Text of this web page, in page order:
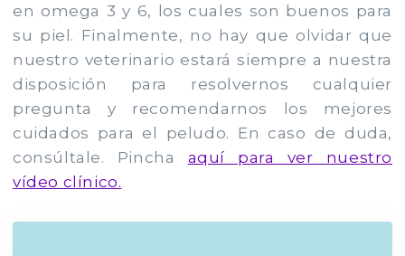
en omega 3 y 6, los cuales son buenos para
su piel. Finalmente, no hay que olvidar que
nuestro veterinario estará siempre a nuestra
disposición para resolvernos cualquier
pregunta y recomendarnos los mejores
cuidados para el peludo. En caso de duda,
consúltale. Pincha aquí para ver nuestro
vídeo clínico.